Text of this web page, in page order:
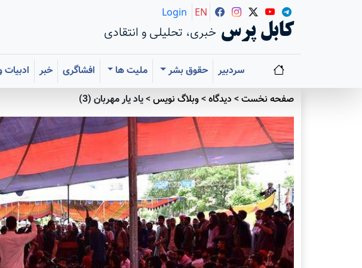
کابل پرس خبری، تحلیلی و انتقادی
Login EN
سردبیر حقوق بشر ملیت ها افشاگری خبر ادبیات
صفحه نخست> دیدگاه>وبلاگ نویس>یاد یار مهربان (3)